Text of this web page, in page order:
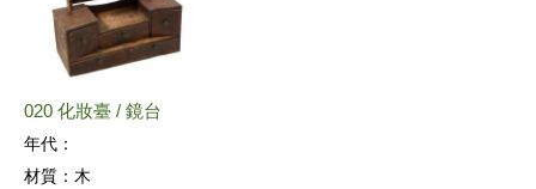
020 化妝臺 / 鏡台
年代：
材質： 木